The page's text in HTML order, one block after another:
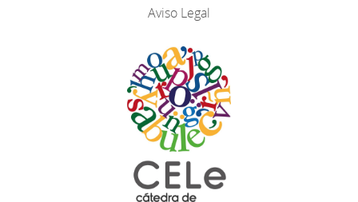
Aviso Legal